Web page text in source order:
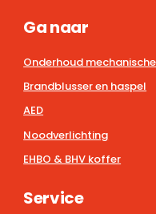
Ga naar
Onderhoud
Brandblusser en haspel
AED
Noodverlichting
EHBO & BHV koffer
Service